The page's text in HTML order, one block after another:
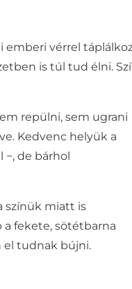
emberi vérrel
is túl tud élni.
repülni, sem ugrani
Kedvenc helyük a
de bárhol
színük miatt is
a fekete, sötétbarna
el tudnak bújni.